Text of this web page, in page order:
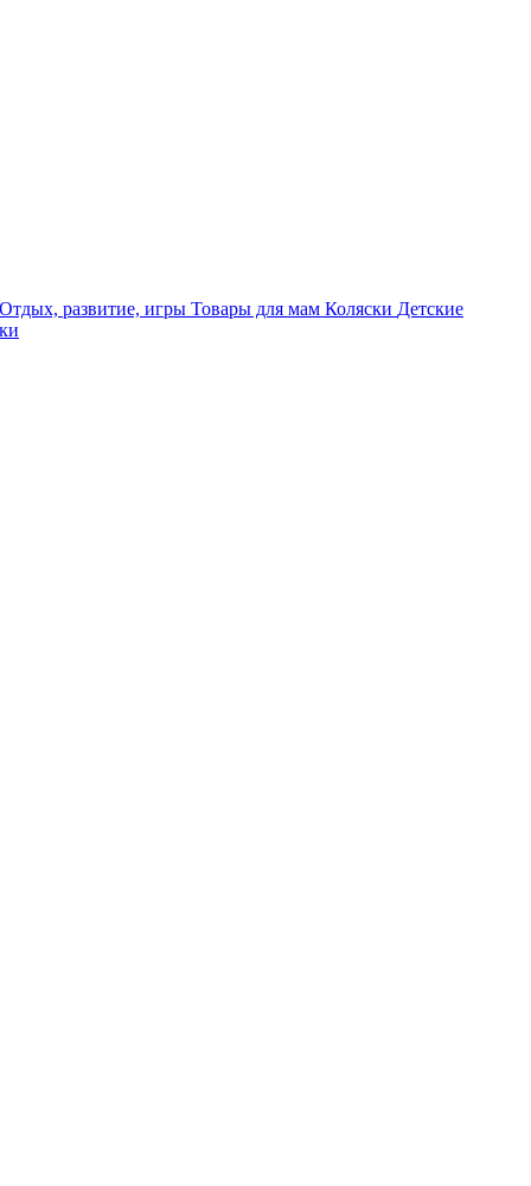
Отдых, развитие, игры Товары для мам Коляски Детские